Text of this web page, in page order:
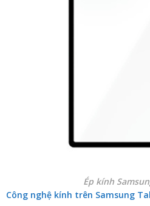
Ép kính
Công nghệ kính trên Samsung